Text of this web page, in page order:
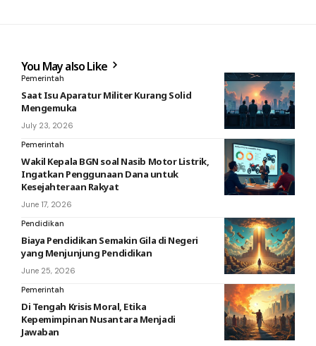
You May also Like
Pemerintah
Saat Isu Aparatur Militer Kurang Solid
Mengemuka
July 23, 2026
Pemerintah
Wakil Kepala BGN soal Nasib Motor Listrik,
Ingatkan Penggunaan Dana untuk
Kesejahteraan Rakyat
June 17, 2026
Pendidikan
Biaya Pendidikan Semakin Gila di Negeri
yang Menjunjung Pendidikan
June 25, 2026
Pemerintah
Di Tengah Krisis Moral, Etika
Kepemimpinan Nusantara Menjadi
Jawaban